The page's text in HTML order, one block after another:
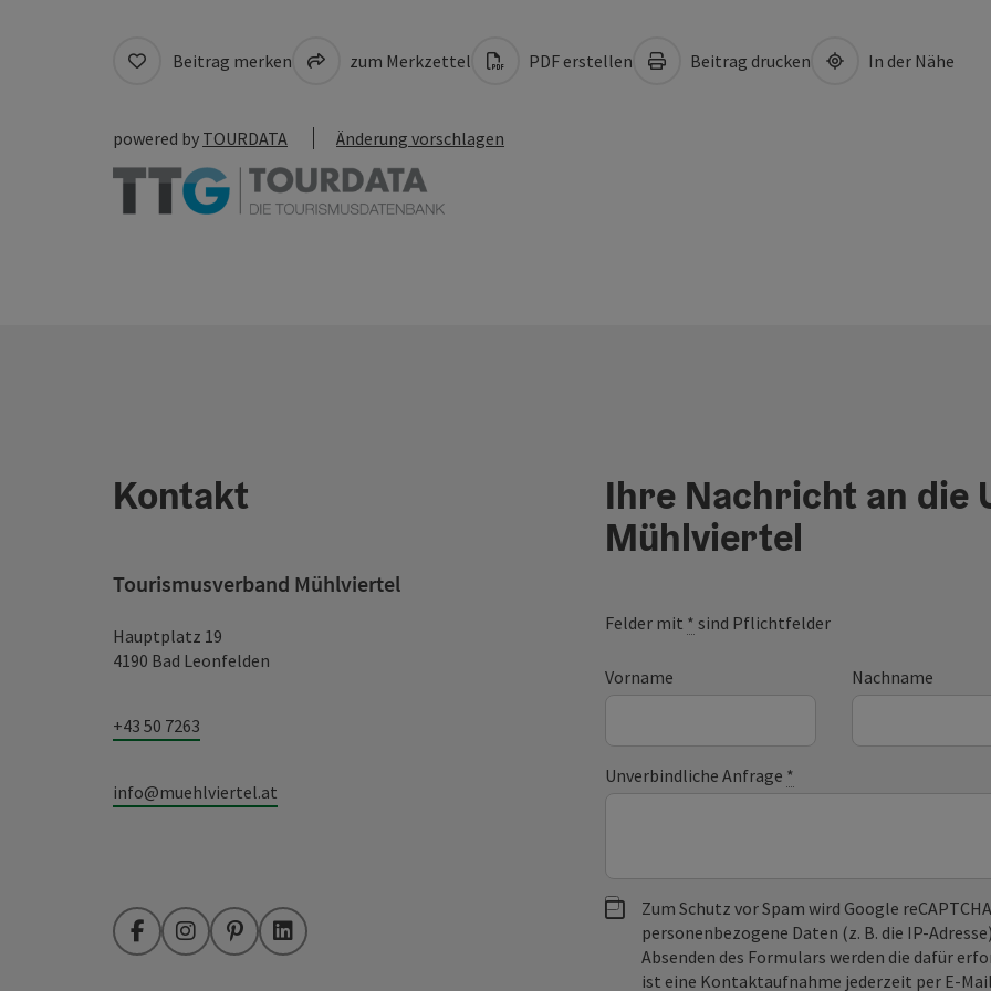
Beitrag merken zum Merkzettel PDF erstellen Beitrag drucken In der Nähe
powered by TOURDATA Änderung vorschlagen
Kontakt
Tourismusverband Mühlviertel
Hauptplatz 19
4190 Bad Leonfelden
+43 50 7263
info@muehlviertel.at
FacebookInstagramPinterestLinkedIn
Ihre Nachricht an die
Mühlviertel
Felder mit * sind Pflichtfelder
Vorname Nachname
Unverbindliche Anfrage *
Zum Schutz vor Spam wird Google
personenbezogene Daten (z. B. die IP-
Absenden des Formulars werden die dafür
ist eine Kontaktaufnahme jederzeit per E-